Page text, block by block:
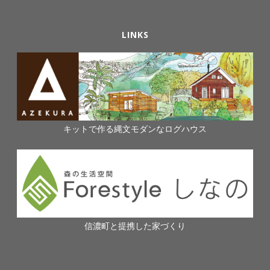
LINKS
キットで作る縄文モダンなログハウス
信濃町と提携した家づくり